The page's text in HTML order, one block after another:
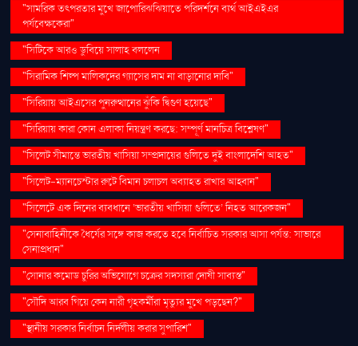
"সামরিক তৎপরতার মুখে জাপোরিঝঝিয়াতে পরিদর্শনে ব্যর্থ আইএইএর
পর্যবেক্ষকেরা"
"সিটিকে আরও ডুবিয়ে সালাহ বললেন
"সিরামিক শিল্প মালিকদের গ্যাসের দাম না বাড়ানোর দাবি"
"সিরিয়ায় আইএসের পুনরুত্থানের ঝুঁকি দ্বিগুণ হয়েছে"
"সিরিয়ায় কারা কোন এলাকা নিয়ন্ত্রণ করছে: সম্পূর্ণ মানচিত্র বিশ্লেষণ"
"সিলেট সীমান্তে ভারতীয় খাসিয়া সম্প্রদায়ের গুলিতে দুই বাংলাদেশি আহত"
"সিলেট-ম্যানচেস্টার রুটে বিমান চলাচল অব্যাহত রাখার আহ্বান"
"সিলেটে এক দিনের ব্যবধানে ‘ভারতীয় খাসিয়া গু‌লিতে’ নিহত আরেকজন"
"সেনাবাহিনীকে ধৈর্যের সঙ্গে কাজ করতে হবে নির্বাচিত সরকার আসা পর্যন্ত: সাভারে
সেনাপ্রধান"
"সোনার কমোড চুরির অভিযোগে চক্রের সদস্যরা দোষী সাব্যস্ত"
"সৌদি আরব গিয়ে কেন নারী গৃহকর্মীরা মৃত্যুর মুখে পড়ছেন?"
"স্থানীয় সরকার নির্বাচন নির্দলীয় করার সুপারিশ"